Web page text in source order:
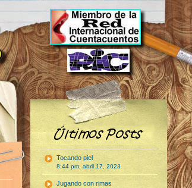
Tocando piel
8:44 pm, abril 17, 2023
Jugando con rimas